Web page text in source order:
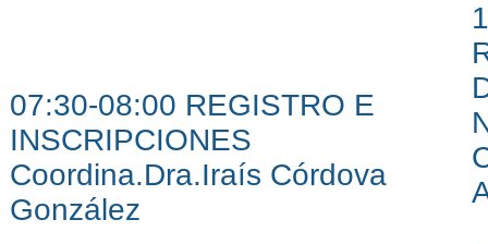
07:30-08:00 REGISTRO E
INSCRIPCIONES
Coordina.Dra.Iraís Córdova
González